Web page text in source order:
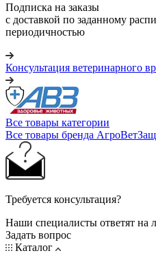
Подписка на заказы
с доставкой по заданному
периодичностью
Консультация ветеринарного
Все товары категории
Все товары бренда
Требуется консультация?
Наши специалисты ответят
Задать вопрос
Каталог